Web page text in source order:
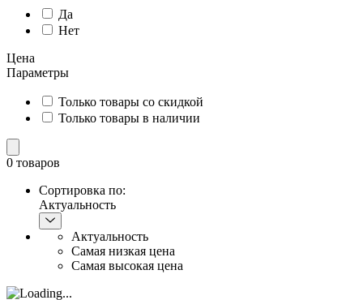
Да
Нет
Цена
Параметры
Только товары со скидкой
Только товары в наличии
0 товаров
Сортировка по:
Актуальность
Актуальность
Самая низкая цена
Самая высокая цена